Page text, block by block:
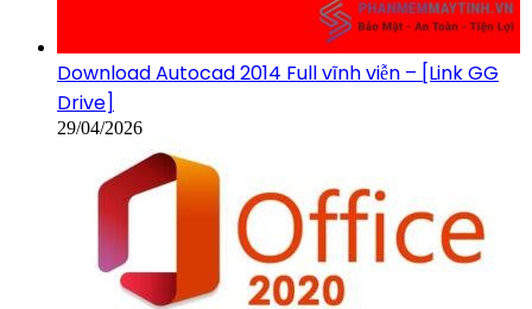
Download Autocad 2014 Full vĩnh viễn – [Link GG
Drive]
29/04/2026